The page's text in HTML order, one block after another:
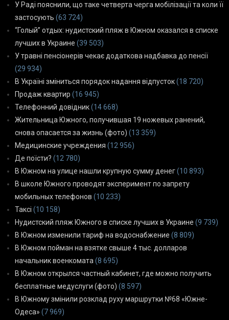
У Раді пояснили, що таке четверта черга мобілізації та коли її
застосують (63 724)
“Голый” отдых: нудистский пляж в Южном оказался в списке
лучших в Украине (39 503)
У травні пенсіонерів чекає додаткова надбавка до пенсії
(29 934)
В Україні зміниться порядок надання відпусток(18 720)
Продаж квартир (16 945)
Телефонний довідник(14 668)
Жительница Южного, получившая 19 ножевых ранений,
снова опасается за жизнь (фото) (13 359)
Медицинские учреждения (12 956)
Де поїсти? (12 780)
В Южном на улице нашли крупную сумму денег(10 893)
В школе Южного проводят эксперимент по запрету
мобильных телефонов (10 233)
Таксі (10 158)
Нудистский пляж Южного в списке лучших в Украине (9 739)
В Южном изменили тариф на водоснабжение (8 809)
В Южном пойман на взятке свыше 4 тыс. долларов
начальник военкомата (8 695)
В Южном открылся частный кабинет, где можно получить
бесплатные медуслуги (фото) (8 597)
В Южному змінили розклад руху маршрутки №68 «Южне-
Одеса» (7 969)